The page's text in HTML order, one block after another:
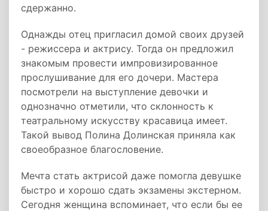
сдержанно.
Однажды отец пригласил домой своих друзей
- режиссера и актрису. Тогда он предложил
знакомым провести импровизированное
прослушивание для его дочери. Мастера
посмотрели на выступление девочки и
однозначно отметили, что склонность к
театральному искусству красавица имеет.
Такой вывод Полина Долинская приняла как
своеобразное благословение.
Мечта стать актрисой даже помогла девушке
быстро и хорошо сдать экзамены экстерном.
Сегодня женщина вспоминает, что если бы ее